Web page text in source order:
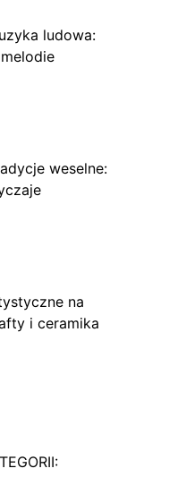
ludowa:
weselne:
na
i ceramika